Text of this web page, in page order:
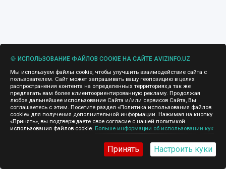
🍪 ИСПОЛЬЗОВАНИЕ ФАЙЛОВ COOKIE НА САЙТЕ AVIZINFO.UZ
Мы используем файлы cookie, чтобы улучшить взаимодействие сайта с
пользователем. Сайт может запрашивать вашу геопозицию в целях
распространения контента на определенных территориях,а так же
предлагать вам более клиентоориентированную рекламу. Продолжая
любое дальнейшее использование Сайта и/или сервисов Сайта, Вы
соглашаетесь с этим. Посетите раздел «Политика использования файлов
cookie» для получения дополнительной информации. Нажимая на кнопку
«Принять», вы подтверждаете свое согласие с нашей политикой
использования файлов cookie. Больше информации об использовании кук
Принять Настроить куки